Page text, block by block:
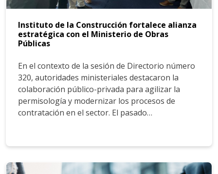
Instituto de la Construcción fortalece alianza
estratégica con el Ministerio de Obras
Públicas
En el contexto de la sesión de Directorio número
320, autoridades ministeriales destacaron la
colaboración público-privada para agilizar la
permisología y modernizar los procesos de
contratación en el sector. El pasado…